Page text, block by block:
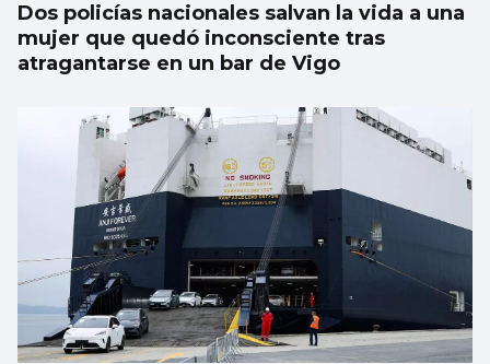
Dos policías nacionales salvan la vida a una
mujer que quedó inconsciente tras
atragantarse en un bar de Vigo